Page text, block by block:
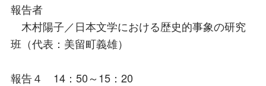
報告者
木村陽子／日本文学における歴史的事象の研究
班（代表：美留町義雄）
報告４ 14：50～15：20